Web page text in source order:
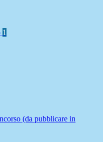
1
(da pubblicare in